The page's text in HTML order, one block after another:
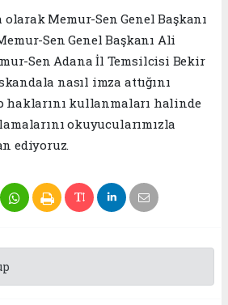
Memur-Sen Genel Başkanı
Sen Genel Başkanı Ali
Sen Adana İl Temsilcisi Bekir
nasıl imza attığını
haklarını kullanmaları halinde
okuyucularımızla
ediyoruz.